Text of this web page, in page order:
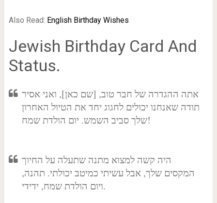
Also Read: English Birthday Wishes
Jewish Birthday Card And
Status.
אתה ההגדרה של חבר טוב, [שם כאן], ואני אסיר
תודה שאנחנו יכולים לחגוג יחד את הטיול האחרון
שלך סביב השמש. יום הולדת שמח!
היה קשה למצוא מתנה שתעלה על החיוך
המקסים שלך, אבל עשיתי כמיטב יכולתי. תהנה,
ויום הולדת שמח, ידידי.